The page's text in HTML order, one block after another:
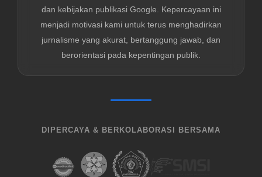
dan kebijakan publikasi Google. Kepercayaan ini
menjadi motivasi kami untuk terus menghadirkan
jurnalisme yang akurat, bertanggung jawab, dan
berorientasi pada kepentingan publik.
DIPERCAYA & BERKOLABORASI BERSAMA